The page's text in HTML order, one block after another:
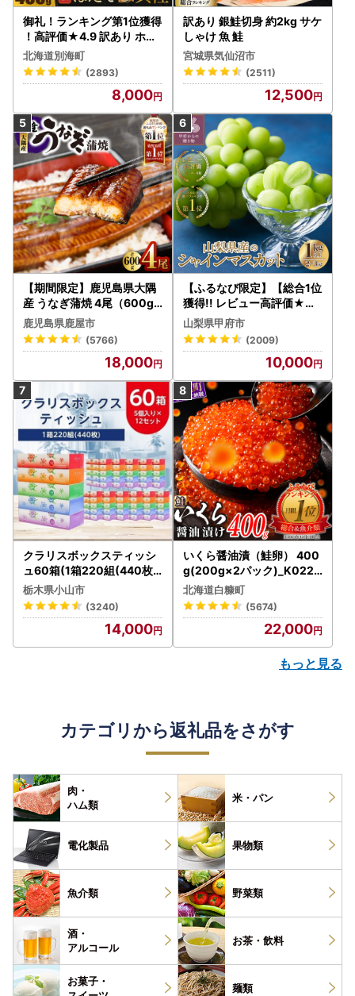
御礼！ランキング第1位獲得
！高評価★4.9 訳あり ホタ
テ 400g（ほたて 帆立 貝柱
冷凍 ）
北海道別海町
(2893)
8,000
訳あり 銀鮭切身 約2kg サケ
しゃけ 魚 鮭
宮城県気仙沼市
(2511)
12,500
【期間限定】鹿児島県大隅
産 うなぎ蒲焼 4尾（600g
） KN007-004-04-cp18
うなぎ 鰻 魚 惣菜 総菜
鹿児島県鹿屋市
(5766)
18,000
【ふるなび限定】【総合1位
獲得!! レビュー高評価★】
〈2026年度配送分〉山梨
県産 シャインマスカット 2
～3房（1.0kg以上）シャイ
ン フルーツ FN-Limited-S
P
山梨県甲府市
(2009)
10,000
クラリスボックスティッシ
ュ60箱(1箱220組(440枚))
(5個入り×12セット)【配送
不可地域：離島・沖縄県】
【1256759】
栃木県小山市
(3240)
14,000
いくら醤油漬（鮭卵） 400
g(200g×2パック)_K022-
1676
北海道白糠町
(5674)
22,000
もっと見る
カテゴリから返礼品をさがす
肉・
ハム類
米・パン
電化製品 果物類
魚介類 野菜類
酒・
アルコール
お茶・ 飲料
お菓子・
麺類